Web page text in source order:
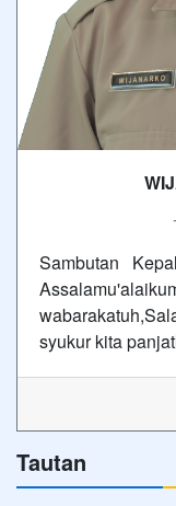
Sambutan
syukur kita
Tautan